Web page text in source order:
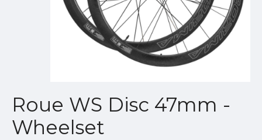
Roue WS Disc 47mm -
Wheelset